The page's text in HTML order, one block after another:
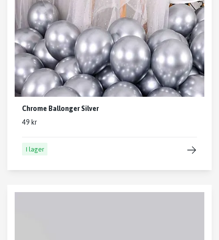
Chrome Ballonger Silver
49 kr
I lager